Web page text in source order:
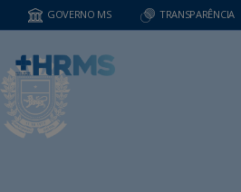
GOVERNO MS TRANSPARÊNCIA